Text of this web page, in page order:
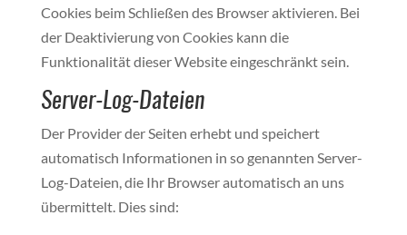
Cookies beim Schließen des Browser aktivieren. Bei
der Deaktivierung von Cookies kann die
Funktionalität dieser Website eingeschränkt sein.
Server-Log-Dateien
Der Provider der Seiten erhebt und speichert
automatisch Informationen in so genannten Server-
Log-Dateien, die Ihr Browser automatisch an uns
übermittelt. Dies sind: